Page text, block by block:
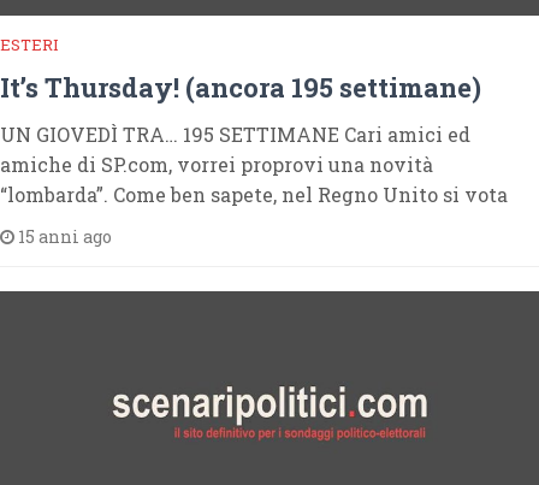
ESTERI
It’s Thursday! (ancora 195 settimane)
UN GIOVEDÌ TRA… 195 SETTIMANE Cari amici ed
amiche di SP.com, vorrei proprovi una novità
“lombarda”. Come ben sapete, nel Regno Unito si vota
15 anni ago